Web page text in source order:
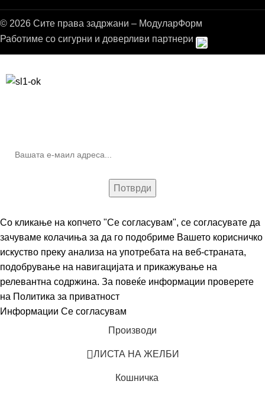
© 2026 Сите права задржани – МодуларФорм
Работиме со сигурни и доверливи партнери
Со кликање на копчето "Се согласувам", се согласувате да
зачуваме колачиња за да го подобриме Вашето корисничко
искуство преку анализа на употребата на веб-страната,
подобрување на навигацијата и прикажување на
релевантна содржина. За повеќе информации проверете
на Политика за приватност
Информации Се согласувам
Производи
ЛИСТА НА ЖЕЛБИ
Кошничка